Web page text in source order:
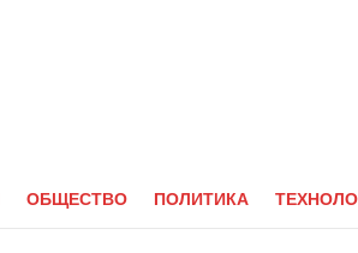
ОБЩЕСТВО ПОЛИТИКА